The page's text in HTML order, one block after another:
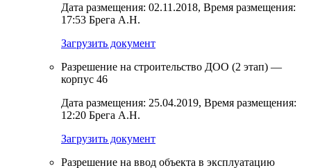
Дата размещения: 02.11.2018, Время размещения:
17:53 Брега А.Н.
Загрузить документ
Разрешение на строительство ДОО (2 этап) —
корпус 46
Дата размещения: 25.04.2019, Время размещения:
12:20 Брега А.Н.
Загрузить документ
Разрешение на ввод объекта в эксплуатацию